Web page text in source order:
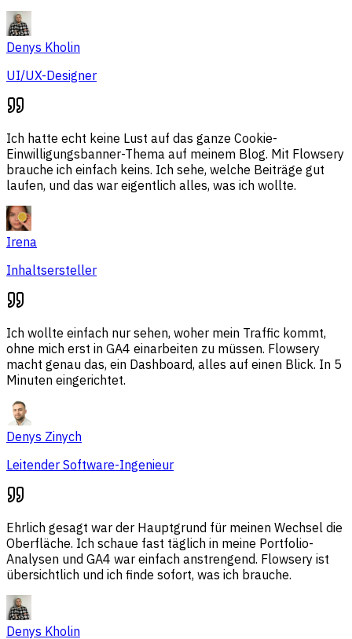
Denys Kholin
UI/UX-Designer
Ich hatte echt keine Lust auf das ganze Cookie-
Einwilligungsbanner-Thema auf meinem Blog. Mit Flowsery
brauche ich einfach keins. Ich sehe, welche Beiträge gut
laufen, und das war eigentlich alles, was ich wollte.
Irena
Inhaltsersteller
Ich wollte einfach nur sehen, woher mein Traffic kommt,
ohne mich erst in GA4 einarbeiten zu müssen. Flowsery
macht genau das, ein Dashboard, alles auf einen Blick. In 5
Minuten eingerichtet.
Denys Zinych
Leitender Software-Ingenieur
Ehrlich gesagt war der Hauptgrund für meinen Wechsel die
Oberfläche. Ich schaue fast täglich in meine Portfolio-
Analysen und GA4 war einfach anstrengend. Flowsery ist
übersichtlich und ich finde sofort, was ich brauche.
Denys Kholin